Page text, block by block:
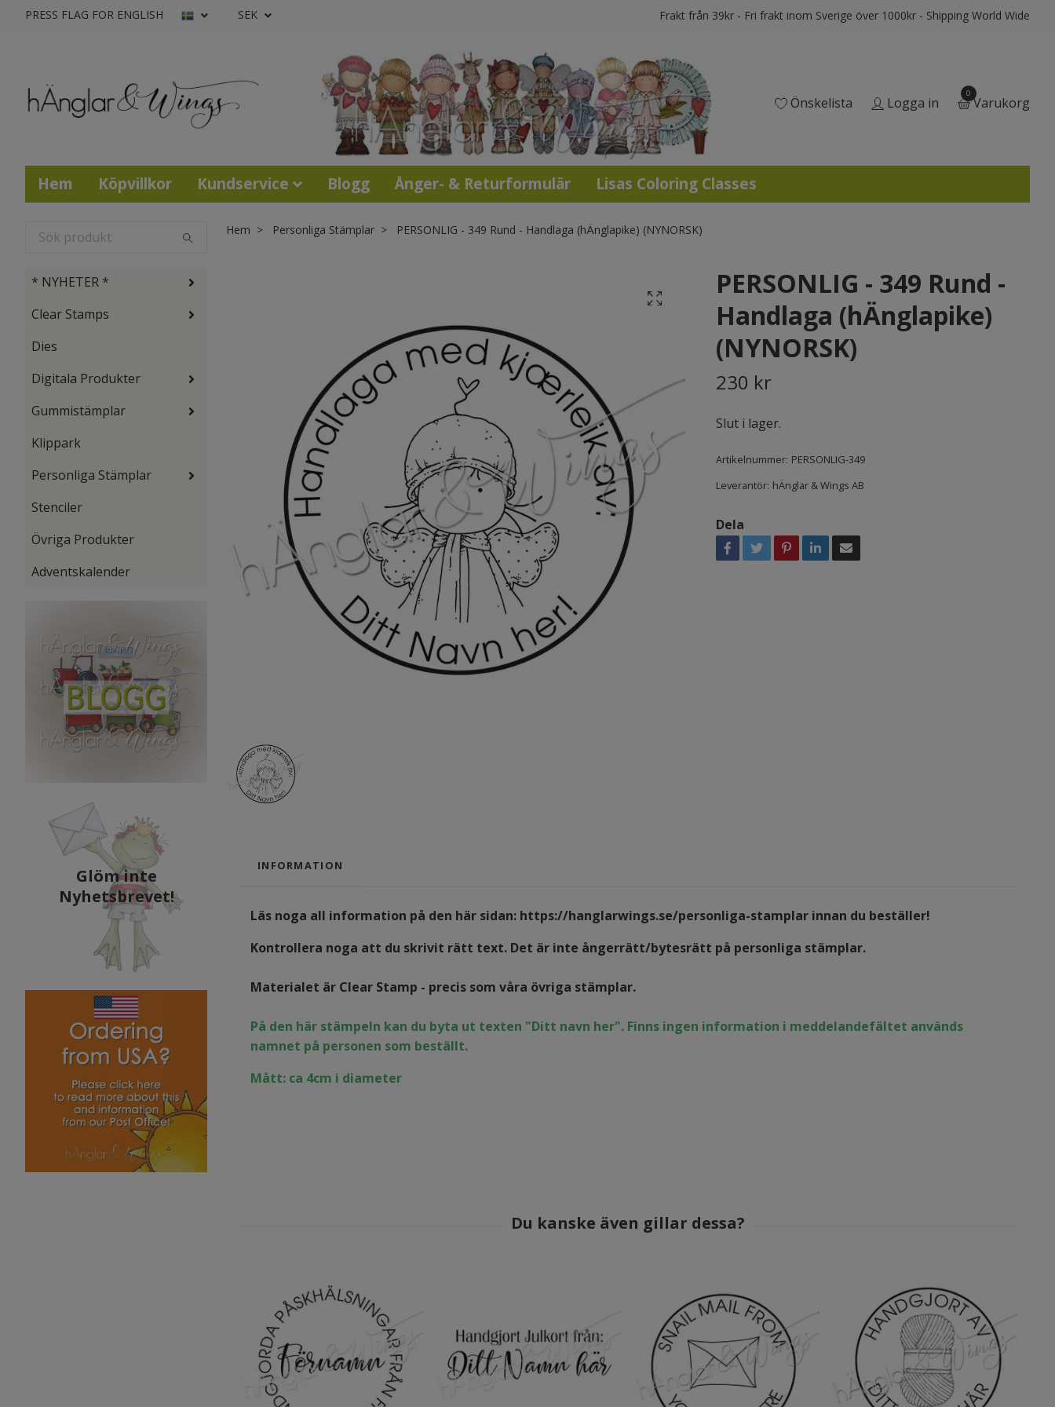
PRESS FLAG FOR ENGLISH SEK Frakt från 39kr - Fri frakt inom Sverige över 1000kr - Shipping World Wide
Önskelista Logga in
0
Varukorg
Hem Köpvillkor Kundservice Blogg Ånger- & Returformulär Lisas Coloring Classes
* NYHETER *
Clear Stamps
Dies
Digitala Produkter
Gummistämplar
Klippark
Personliga Stämplar
Stenciler
Övriga Produkter
Adventskalender
Glöm inte
Nyhetsbrevet!
Hem Personliga Stämplar PERSONLIG - 349 Rund - Handlaga (hÄnglapike) (NYNORSK)
PERSONLIG - 349 Rund -
Handlaga (hÄnglapike)
(NYNORSK)
230 kr
Slut i lager.
Artikelnummer: PERSONLIG-349
Leverantör: hÄnglar & Wings AB
Dela
INFORMATION
Läs noga all information på den här sidan: https://hanglarwings.se/personliga-stamplar innan du beställer!
Kontrollera noga att du skrivit rätt text. Det är inte ångerrätt/bytesrätt på personliga stämplar.
Materialet är Clear Stamp - precis som våra övriga stämplar.
På den här stämpeln kan du byta ut texten "Ditt navn her". Finns ingen information i meddelandefältet används
namnet på personen som beställt.
Mått: ca 4cm i diameter